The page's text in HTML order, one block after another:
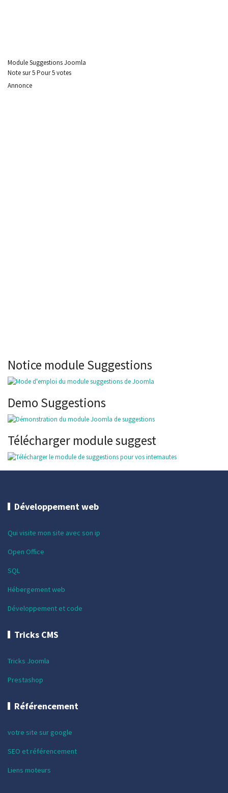
Module Suggestions Joomla
Notesur5Pour5 votes
Annonce
Notice module Suggestions
Demo Suggestions
Télécharger module suggest
Développement web
Qui visite mon site avec son ip
Open Office
SQL
Hébergement web
Développement et code
Tricks CMS
Tricks Joomla
Prestashop
Référencement
votre site sur google
SEO et référencement
Liens moteurs